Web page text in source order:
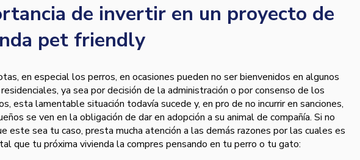
de invertir en un proyecto de
pet friendly
en especial los perros, en ocasiones pueden no ser bienvenidos en algunos
ya sea por decisión de la administración o por consenso de los
esta lamentable situación todavía sucede y, en pro de no incurrir en sanciones,
se ven en la obligación de dar en adopción a su animal de compañía. Si no
este sea tu caso, presta mucha atención a las demás razones por las cuales es
que tu próxima vivienda la compres pensando en tu perro o tu gato: